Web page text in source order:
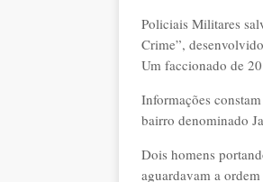
Policiais Militares
Crime”,
Um faccionado de
Informações
bairro denominado
Dois homens
aguardavam a